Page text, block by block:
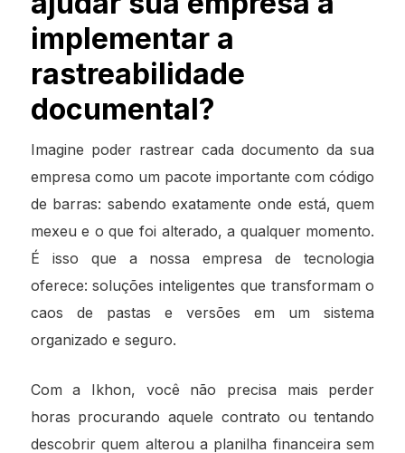
implementar a
rastreabilidade
documental?
Imagine poder rastrear cada documento da sua
empresa como um pacote importante com código
de barras: sabendo exatamente onde está, quem
mexeu e o que foi alterado, a qualquer momento.
É isso que a nossa empresa de tecnologia
oferece: soluções inteligentes que transformam o
caos de pastas e versões em um sistema
organizado e seguro.
Com a Ikhon, você não precisa mais perder
horas procurando aquele contrato ou tentando
descobrir quem alterou a planilha financeira sem